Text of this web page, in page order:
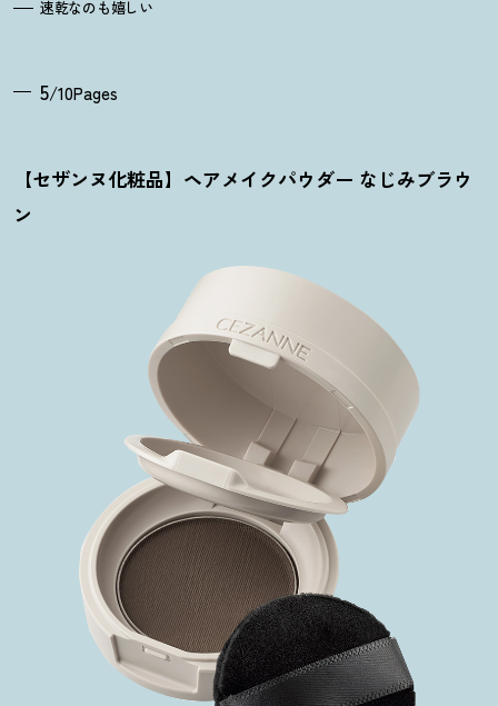
速乾なのも嬉しい
5/10Pages
【セザンヌ化粧品】ヘアメイクパウダー なじみブラウ
ン